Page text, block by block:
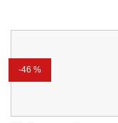
-46 %